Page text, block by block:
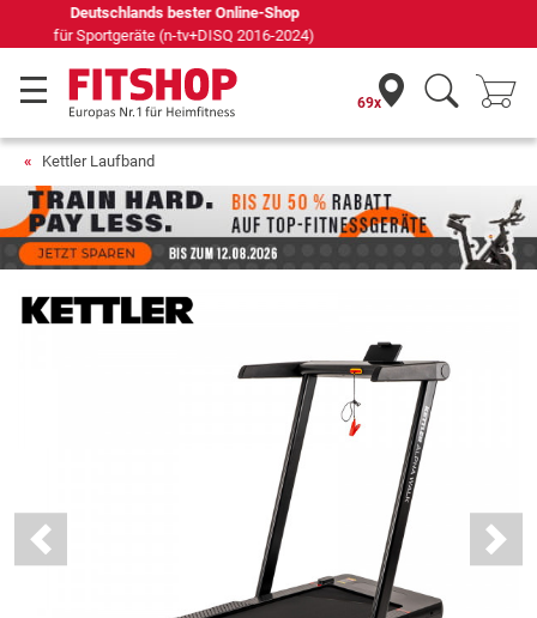
Seit 42 Jahren Ihr Experte für Heimfitness
69x
Kettler Laufband
Previous Next